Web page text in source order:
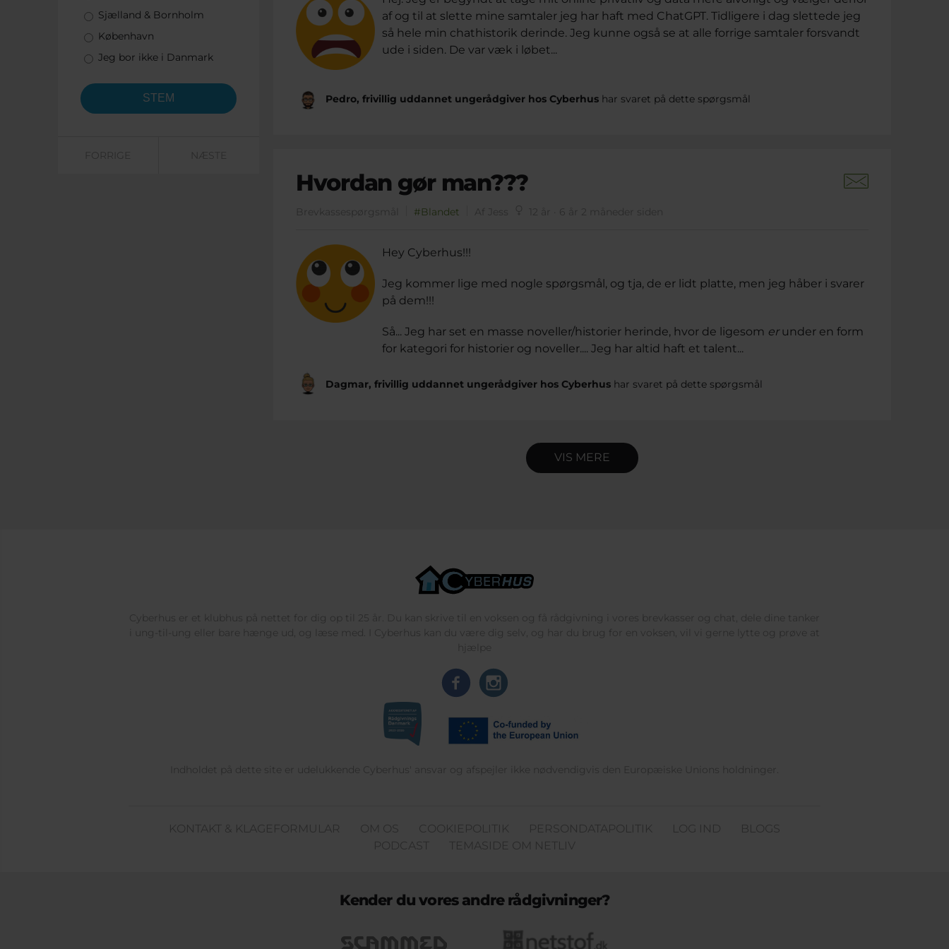
Sjælland & Bornholm
København
Jeg bor ikke i Danmark
FORRIGE NÆSTE
af og til at slette mine samtaler jeg har haft med ChatGPT. Tidligere i dag slettede jeg
så hele min chathistorik derinde. Jeg kunne også se at alle forrige samtaler forsvandt
ude i siden. De var væk i løbet...
Pedro, frivillig uddannet ungerådgiver hos Cyberhus har svaret på dette spørgsmål
Hvordan gør man???
Brevkassespørgsmål #Blandet Af Jess 12 år · 6 år 2 måneder siden
Hey Cyberhus!!!
Jeg kommer lige med nogle spørgsmål, og tja, de er lidt platte, men jeg håber i svarer
på dem!!!
Så... Jeg har set en masse noveller/historier herinde, hvor de ligesom erunder en form
for kategori for historier og noveller.... Jeg har altid haft et talent...
Dagmar, frivillig uddannet ungerådgiver hos Cyberhus har svaret på dette spørgsmål
VIS MERE
Cyberhus er et klubhus på nettet for dig op til 25 år. Du kan skrive til en voksen og få rådgivning i vores brevkasser og chat, dele dine tanker
i ung-til-ung eller bare hænge ud, og læse med. I Cyberhus kan du være dig selv, og har du brug for en voksen, vil vi gerne lytte og prøve at
hjælpe
Indholdet på dette site er udelukkende Cyberhus' ansvar og afspejler ikke nødvendigvis den Europæiske Unions holdninger.
KONTAKT & KLAGEFORMULAR OM OS COOKIEPOLITIK PERSONDATAPOLITIK LOG IND
BLOGS
PODCAST
TEMASIDE OM NETLIV
Kender du vores andre rådgivninger?